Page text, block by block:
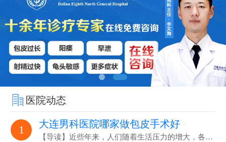
医院动态
1 大连男科医院哪家做包皮手术好
【导读】近些年来，人们随着生活压力的增大，各…